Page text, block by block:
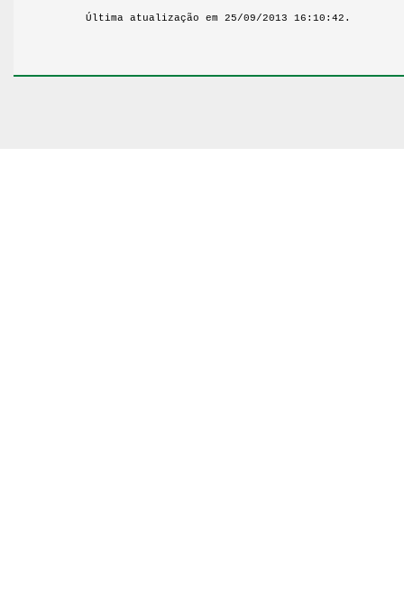
Última atualização em 25/09/2013 16:10:42.